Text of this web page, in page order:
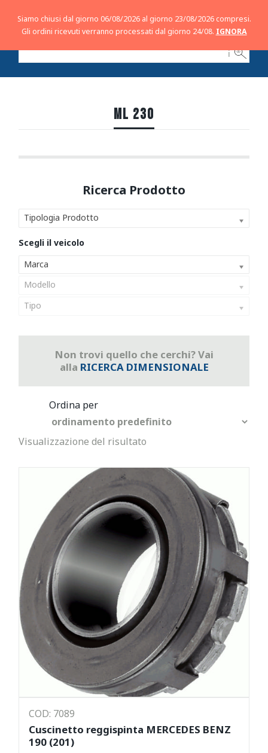
ℹ
ML 230
Tipologia Prodotto
Marca
Modello
Tipo
Non trovi quello che cerchi? Vai
alla RICERCA DIMENSIONALE
Visualizzazione del risultato
COD: 7089
Cuscinetto reggispinta MERCEDES BENZ
190 (201)
Siamo chiusi dal giorno 06/08/2026 al giorno 23/08/2026 compresi.
Gli ordini ricevuti verranno processati dal giorno 24/08. IGNORA